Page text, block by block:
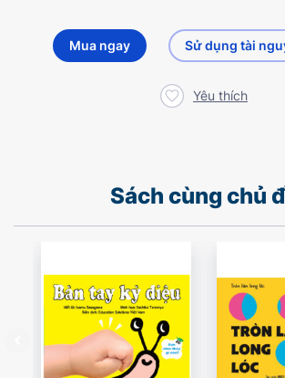
Mua ngay Sử dụng tài
Yêu thích
Sách cùng chủ